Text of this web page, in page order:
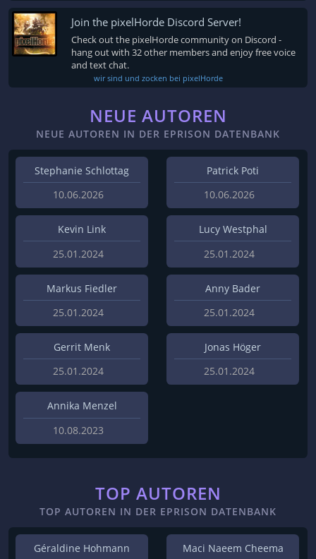
Join the pixelHorde Discord Server!
Check out the pixelHorde community on Discord -
hang out with 32 other members and enjoy free voice
and text chat.
wir sind und zocken bei pixelHorde
NEUE AUTOREN
NEUE AUTOREN IN DER EPRISON DATENBANK
Stephanie Schlottag
10.06.2026
Patrick Poti
10.06.2026
Kevin Link
25.01.2024
Lucy Westphal
25.01.2024
Markus Fiedler
25.01.2024
Anny Bader
25.01.2024
Gerrit Menk
25.01.2024
Jonas Höger
25.01.2024
Annika Menzel
10.08.2023
TOP AUTOREN
TOP AUTOREN IN DER EPRISON DATENBANK
Géraldine Hohmann Maci Naeem Cheema